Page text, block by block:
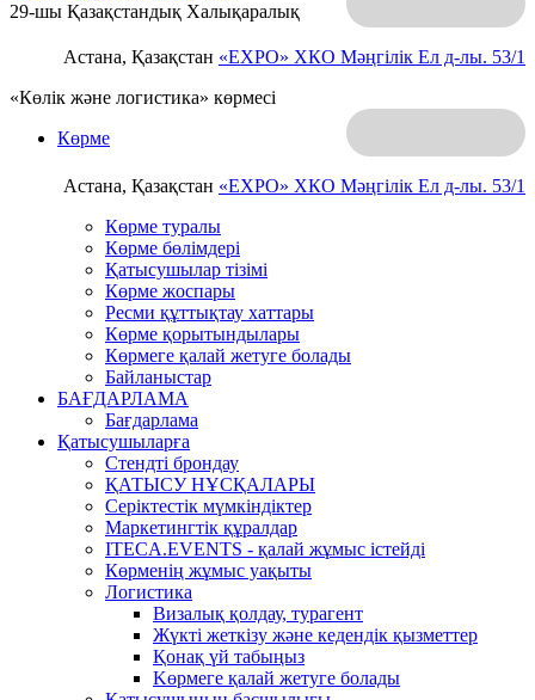
Астана, Қазақстан «EXPO» ХКО Мәңгілік Ел д-лы. 53/1
29-шы Қазақстандық Халықаралық
«Көлік және логистика» көрмесі
Астана, Қазақстан «EXPO» ХКО Мәңгілік Ел д-лы. 53/1
Көрме
Көрме туралы
Көрме бөлімдері
Қатысушылар тізімі
Көрме жоспары
Ресми құттықтау хаттары
Көрме қорытындылары
Көрмеге қалай жетуге болады
Байланыстар
БАҒДАРЛАМА
Бағдарлама
Қатысушыларға
Стендті брондау
ҚАТЫСУ НҰСҚАЛАРЫ
Серіктестік мүмкіндіктер
Маркетингтік құралдар
ITECA.EVENTS - қалай жұмыс істейді
Көрменің жұмыс уақыты
Логистика
Визалық қолдау, турагент
Жүкті жеткізу және кедендік қызметтер
Қонақ үй табыңыз
Kөрмеге қалай жетуге болады